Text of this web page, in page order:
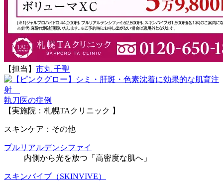
【担当】 市丸 千聖
執刀医の症例
【実施院：札幌TAクリニック 】
スキンケア：その他
プルリアルデンシファイ
内側から光を放つ「高密度な肌へ」
スキンバイブ（SKINVIVE）